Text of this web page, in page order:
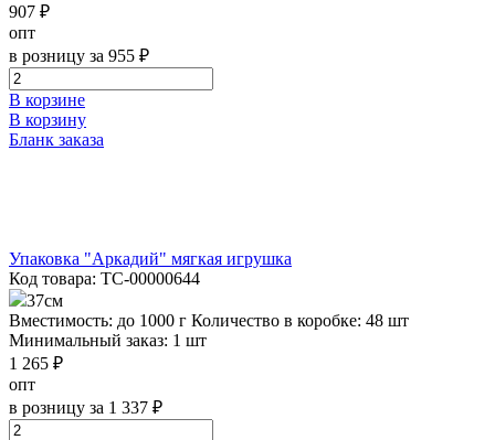
907 ₽
опт
в розницу за 955 ₽
В корзине
В корзину
Бланк заказа
Упаковка "Аркадий" мягкая игрушка
Код товара: ТС-00000644
37см
Вместимость: до 1000 г Количество в коробке: 48 шт
Минимальный заказ: 1 шт
1 265 ₽
опт
в розницу за 1 337 ₽